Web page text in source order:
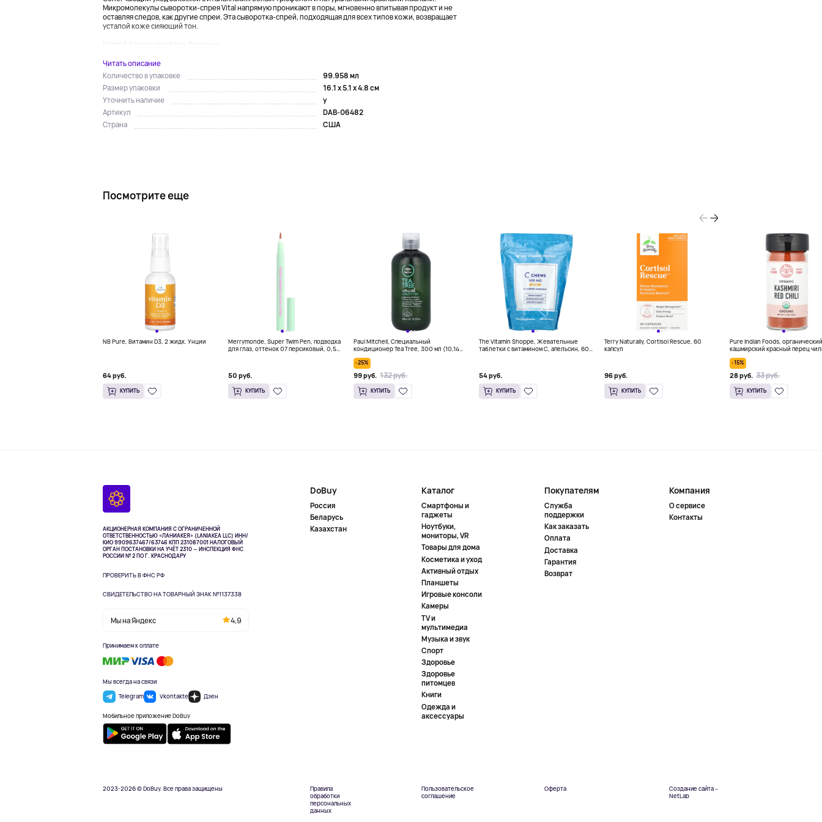
Микромолекулы сыворотки-спрея Vital напрямую проникают в поры, мгновенно впитывая продукт и не
оставляя следов, как другие спреи. Эта сыворотка-спрей, подходящая для всех типов кожи, возвращает
усталой коже сияющий тон.
Настой белого трюфеля, бережно...
Читать описание
Количество в упаковке
99.958 мл
Размер упаковки
16.1 x 5.1 x 4.8 см
Уточнить наличие
y
Артикул
DAB-06482
Страна
США
Посмотрите еще
NB Pure, Витамин D3, 2 жидк. Унции
64 руб.
КУПИТЬ
Merrymonde, Super Twim Pen, подводка
для глаз, оттенок 07 персиковый, 0,5
50 руб.
КУПИТЬ
Paul Mitchell, Специальный
кондиционер Tea Tree, 300 мл (10,14
жидк. унц.)
-25%
99 руб. 132 руб.
КУПИТЬ
The Vitamin Shoppe, Жевательные
таблетки с витамином C, апельсин, 60
54 руб.
КУПИТЬ
Terry Naturally, Cortisol Rescue, 60
капсул
96 руб.
КУПИТЬ
Pure Indian Foods, органический
кашмирский красный перец
молотый, 65 г (2,3 унции)
-15%
28 руб. 33 руб.
КУПИТЬ
АКЦИОНЕРНАЯ КОМПАНИЯ С ОГРАНИЧЕННОЙ
ОТВЕТСТВЕННОСТЬЮ «ЛАНИАКЕЯ» (LANIAKEA LLC) ИНН/
КИО 9909637467/63746 КПП 231087001НАЛОГОВЫЙ
ОРГАН ПОСТАНОВКИ НА УЧЁТ 2310 — ИНСПЕКЦИЯ ФНС
РОССИИ № 2 ПО Г. КРАСНОДАРУ
ПРОВЕРИТЬ В ФНС РФ
СВИДЕТЕЛЬСТВО НА ТОВАРНЫЙ ЗНАК №1137338
Мы на Яндекс 4,9
Принимаем к оплате
Мы всегда на связи
Telegram
Vkontakte Дзен
Мобильное приложение DoBuy
DoBuy
Россия
Беларусь
Казахстан
Каталог
Смартфоны и
гаджеты
Ноутбуки,
мониторы, VR
Товары для дома
Косметика и уход
Активный отдых
Планшеты
Игровые консоли
Камеры
TV и
мультимедиа
Музыка и звук
Спорт
Здоровье
Здоровье
питомцев
Книги
Одежда и
аксессуары
Покупателям
Служба
поддержки
Как заказать
Оплата
Доставка
Гарантия
Возврат
Компания
О сервисе
Контакты
2023-2026 © DoBuy. Все права защищены
Правила
обработки
персональных
данных
Пользовательское
соглашение
Оферта
Создание сайта –
NetLab